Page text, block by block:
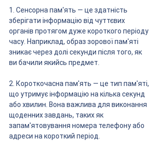
1. Сенсорна пам'ять — це здатність
зберігати інформацію від чуттєвих
органів протягом дуже короткого періоду
часу. Наприклад, образ зорової пам'яті
зникає через долі секунди після того, як
ви бачили якийсь предмет.
2. Короткочасна пам'ять — це тип пам'яті,
що утримує інформацію на кілька секунд
або хвилин. Вона важлива для виконання
щоденних завдань, таких як
запам'ятовування номера телефону або
адреси на короткий період.